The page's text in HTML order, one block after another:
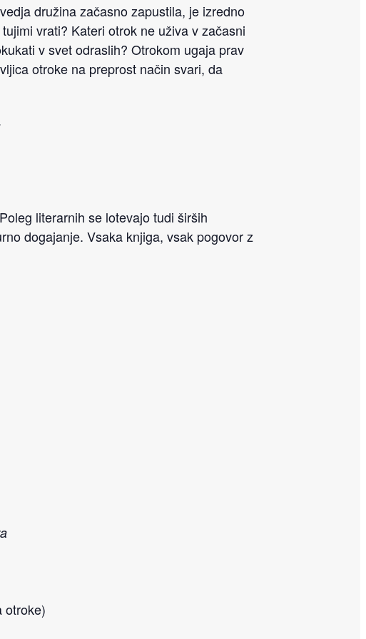
družina začasno zapustila, je izredno
vrati? Kateri otrok ne uživa v začasni
v svet odraslih? Otrokom ugaja prav
otroke na preprost način svari, da
literarnih se lotevajo tudi širših
dogajanje. Vsaka knjiga, vsak pogovor z
otroke)